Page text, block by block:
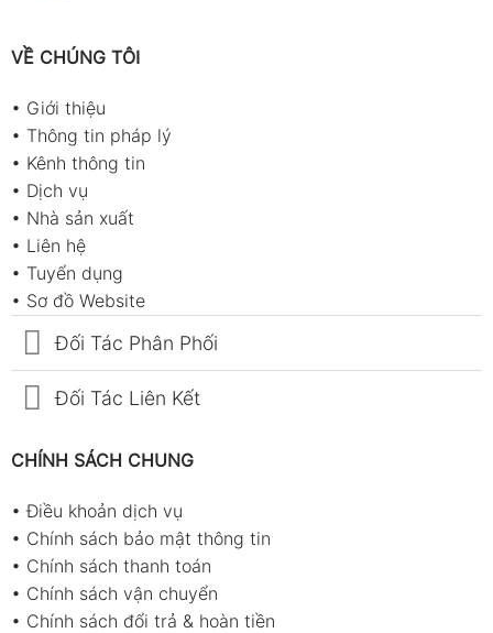
VỀ CHÚNG TÔI
• Giới thiệu
• Thông tin pháp lý
• Kênh thông tin
• Dịch vụ
• Nhà sản xuất
• Liên hệ
• Tuyển dụng
• Sơ đồ Website
Đối Tác Phân Phối
Đối Tác Liên Kết
CHÍNH SÁCH CHUNG
•Điều khoản dịch vụ
• Chính sách bảo mật thông tin
• Chính sách thanh toán
• Chính sách vận chuyển
• Chính sách đổi trả & hoàn tiền